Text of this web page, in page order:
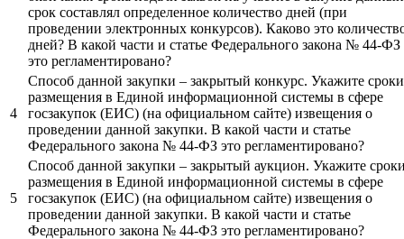
срок составлял определенное количество дней (при
проведении электронных конкурсов). Каково это
дней? В какой части и статье Федерального закона № 44-ФЗ
это регламентировано?
4
Способ данной закупки – закрытый конкурс. Укажите сроки
размещения в Единой информационной системы в сфере
госзакупок (ЕИС) (на официальном сайте) извещения о
проведении данной закупки. В какой части и статье
Федерального закона № 44-ФЗ это регламентировано?
5
Способ данной закупки – закрытый аукцион. Укажите
размещения в Единой информационной системы в сфере
госзакупок (ЕИС) (на официальном сайте) извещения о
проведении данной закупки. В какой части и статье
Федерального закона № 44-ФЗ это регламентировано?